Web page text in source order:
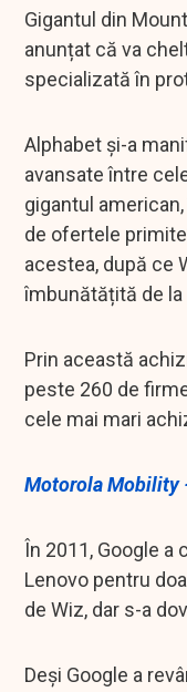
Gigantul din
anunțat că va
specializată în
Alphabet și-a
avansate între
gigantul
de ofertele
acestea, după ce
îmbunătățită de la
Prin această
peste 260 de
cele mai mari
Motorola Mobility
În 2011, Google
Lenovo pentru
de Wiz, dar s-a
Deși Google a